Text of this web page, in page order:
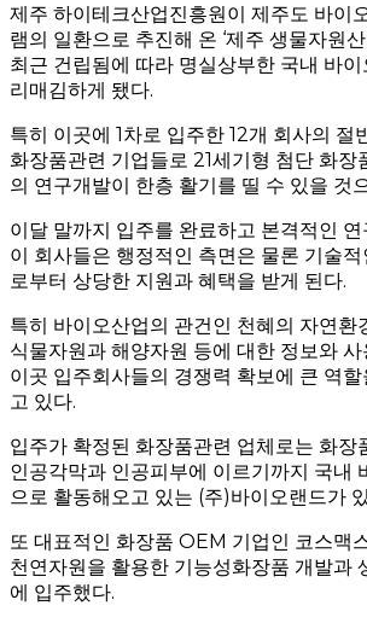
제주 하이테크산업진흥원이 제주도 바이
램의 일환으로 추진해 온 ‘제주 생물자원
최근 건립됨에 따라 명실상부한 국내 바
리매김하게 됐다.
특히 이곳에 1차로 입주한 12개 회사의 절
화장품관련 기업들로 21세기형 첨단 화장
의 연구개발이 한층 활기를 띨 수 있을 것
이달 말까지 입주를 완료하고 본격적인
이 회사들은 행정적인 측면은 물론 기술
로부터 상당한 지원과 혜택을 받게 된다.
특히 바이오산업의 관건인 천혜의 자연환
식물자원과 해양자원 등에 대한 정보와
이곳 입주회사들의 경쟁력 확보에 큰 역
고 있다.
입주가 확정된 화장품관련 업체로는 화장
인공각막과 인공피부에 이르기까지 국내
으로 활동해오고 있는 (주)바이오랜드가
또 대표적인 화장품 OEM 기업인 코스맥
천연자원을 활용한 기능성화장품 개발과
에 입주했다.